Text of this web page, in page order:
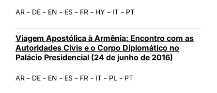
AR - DE - EN - ES - FR - HY - IT - PT
Viagem Apostólica à Armênia: Encontro com as
Autoridades Civis e o Corpo Diplomático no
Palácio Presidencial (24 de junho de 2016)
AR - DE - EN - ES - FR - IT - PL - PT